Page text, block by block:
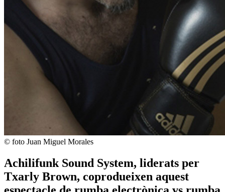
© foto Juan Miguel Morales
Achilifunk Sound System, liderats per
Txarly Brown, coprodueixen aquest